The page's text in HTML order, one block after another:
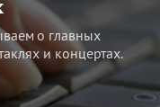
о главных
и концертах.